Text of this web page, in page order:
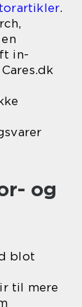
.
in-
og
blot
til mere